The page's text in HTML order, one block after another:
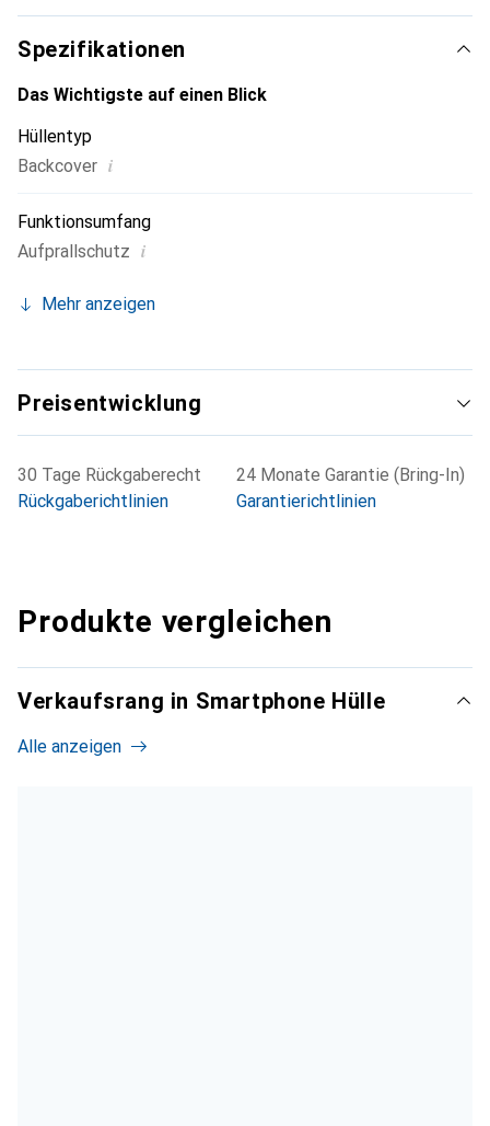
die Marke Noreve eine sichere Wahl für eine
anspruchsvolle Kundschaft.
Spezifikationen
Das Wichtigste auf einen Blick
Hüllentyp
Backcover i
Funktionsumfang
Aufprallschutz i
Mehr anzeigen
Preisentwicklung
30 Tage Rückgaberecht
Rückgaberichtlinien
24 Monate Garantie (Bring-In)
Garantierichtlinien
Produkte vergleichen
Verkaufsrang in Smartphone Hülle
Alle anzeigen